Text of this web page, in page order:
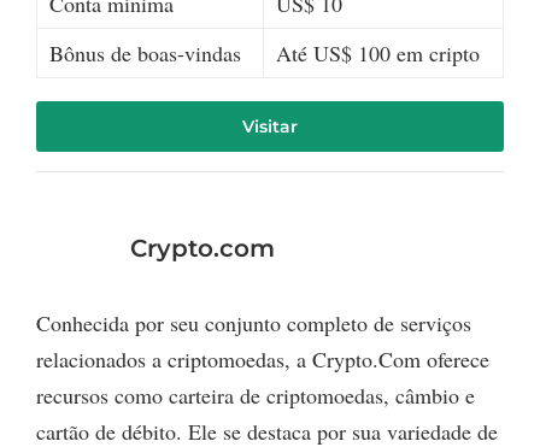
Bônus de boas-vindas
Até US$ 100 em cripto
Visitar
Crypto.com
Conhecida por seu conjunto completo de serviços
relacionados a criptomoedas, a Crypto.Com oferece
recursos como carteira de criptomoedas, câmbio e
cartão de débito. Ele se destaca por sua variedade de